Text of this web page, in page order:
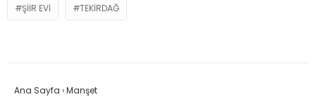
ŞIIR EVI TEKIRDAĞ
Ana Sayfa ›Manşet